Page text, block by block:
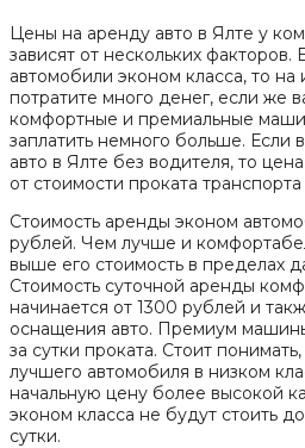
Цены на аренду авто в Ялте у
зависят от нескольких факторов.
автомобили эконом класса, то на
потратите много денег, если же
комфортные и премиальные
заплатить немного больше. Если
авто в Ялте без водителя, то
от стоимости проката
Стоимость аренды эконом
рублей. Чем лучше и
выше его стоимость в пределах
Стоимость суточной аренды
начинается от 1300 рублей и
оснащения авто. Премиум
за сутки проката. Стоит
лучшего автомобиля в низком
начальную цену более высокой
эконом класса не будут стоить
сутки.